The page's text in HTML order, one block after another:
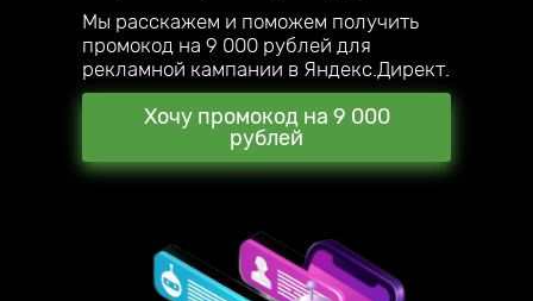
Мы расскажем и поможем получить
промокод на 9 000 рублей для
рекламной кампании в Яндекс.Директ.
Хочу промокод на 9 000
рублей